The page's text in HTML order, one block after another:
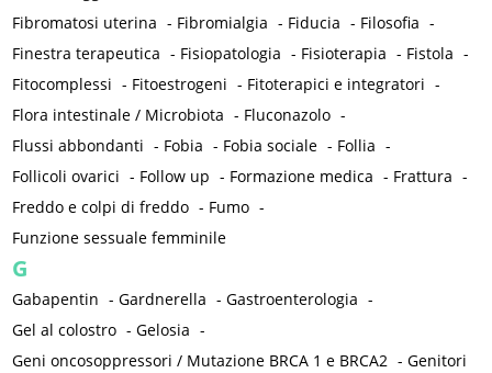
Fibromatosi uterina - Fibromialgia - Fiducia - Filosofia -
Finestra terapeutica - Fisiopatologia - Fisioterapia - Fistola -
Fitocomplessi - Fitoestrogeni - Fitoterapici e integratori -
Flora intestinale / Microbiota - Fluconazolo -
Flussi abbondanti - Fobia - Fobia sociale - Follia -
Follicoli ovarici - Follow up - Formazione medica - Frattura -
Freddo e colpi di freddo - Fumo -
Funzione sessuale femminile
G
Gabapentin -Gardnerella -Gastroenterologia -
Gel al colostro -Gelosia -
Geni oncosoppressori / Mutazione BRCA 1 e BRCA2 -Genitori